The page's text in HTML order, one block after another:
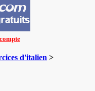
d'italien >